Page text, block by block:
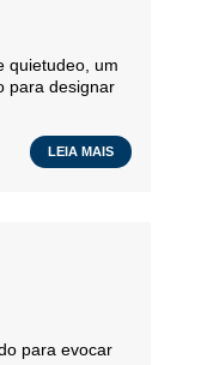
quietudeo, um
para designar
LEIA MAIS
para evocar